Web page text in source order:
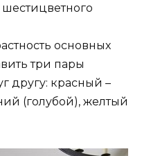
основных
три пары
другу: красный –
(голубой), желтый